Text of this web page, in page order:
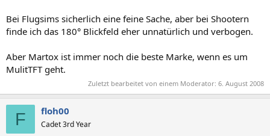
Bei Flugsims sicherlich eine feine Sache, aber bei Shootern
finde ich das 180° Blickfeld eher unnatürlich und verbogen.
Aber Martox ist immer noch die beste Marke, wenn es um
MulitTFT geht.
Zuletzt bearbeitet von einem Moderator: 6. August 2008
F floh00
Cadet 3rd Year